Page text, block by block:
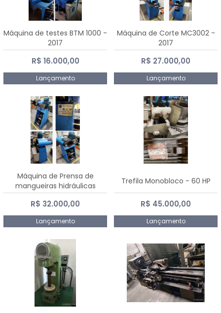
Máquina de testes BTM 1000 -
2017
R$ 16.000,00
Lançamento
Máquina de Corte MC3002 -
2017
R$ 27.000,00
Lançamento
Máquina de Prensa de
mangueiras hidráulicas
PE50TF - 2017
R$ 32.000,00
Lançamento
Trefila Monobloco - 60 HP
R$ 45.000,00
Lançamento